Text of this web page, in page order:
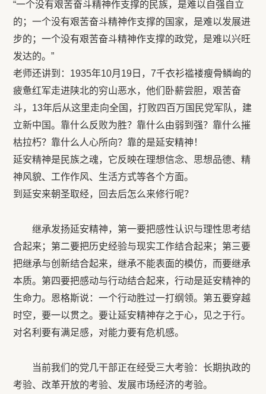
“一个没有艰苦奋斗精神作支撑的民族，是难以自强自立
的；一个没有艰苦奋斗精神作支撑的国家，是难以发展进
步的；一个没有艰苦奋斗精神作支撑的政党，是难以兴旺
发达的。”
老师还讲到：1935年10月19日，7千衣衫褴褛瘦骨鳞峋的
疲惫红军走进陕北的穷山恶水，他们卧薪尝胆，艰苦奋
斗，13年后从这里走向全国，打败四百万国民党军队，建
立新中国。靠什么反败为胜？靠什么由弱到强？靠什么摧
枯拉朽？靠什么人心所向？靠的是延安精神！
延安精神是民族之魂，它反映在理想信念、思想品德、精
神风貌、工作作风、生活方式等各个方面。
到延安来朝圣取经，回去后怎么来修行呢？
继承发扬延安精神，第一要把感性认识与理性思考结
合起来；第二要把历史经验与现实工作结合起来；第三要
把继承与创新结合起来，继承不能表面的模仿，而要继承
本质。第四要把感动与行动结合起来，行动是延安精神的
生命力。恩格斯说：一个行动胜过一打纲领。第五要穿越
时空，要一以贯之。要让延安精神存之于心，见之于行。
对名利要有满足感，对能力要有危机感。
当前我们的党几干部正在经受三大考验：长期执政的
考验、改革开放的考验、发展市场经济的考验。